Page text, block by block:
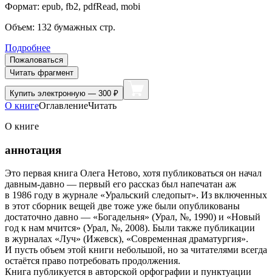
Формат: epub, fb2, pdfRead, mobi
Объем: 132 бумажных стр.
Подробнее
Пожаловаться
Читать фрагмент
Купить электронную — 300 ₽
О книгеОглавлениеЧитать
О книге
аннотация
Это первая книга Олега Нетово, хотя публиковаться он начал
давным-давно — первый его рассказ был напечатан аж
в 1986 году в журнале «Уральский следопыт». Из включенных
в этот сборник вещей две тоже уже были опубликованы
достаточно давно — «Богадельня» (Урал, №, 1990) и «Новый
год к нам мчится» (Урал, №, 2008). Были также публикации
в журналах «Луч» (Ижевск), «Современная драматургия».
И пусть объем этой книги небольшой, но за читателями всегда
остаётся право потребовать продолжения.
Книга публикуется в авторской орфографии и пунктуации